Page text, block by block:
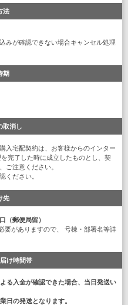
法
みが確認できない場合キャンセル処理
期
取消し
入宅配契約は、お客様からのインター
完了した時に成立したものとし、契
ご注意ください。
ください。
先
（郵便局留）
要がありますので、 号棟・部署名等詳
け時間帯
る入金が確認できた場合、当日発送い
日の発送となります。